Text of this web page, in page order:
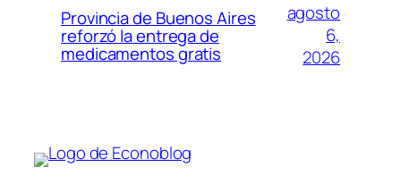
Provincia de Buenos Aires
reforzó la entrega de
medicamentos gratis
agosto
6,
2026